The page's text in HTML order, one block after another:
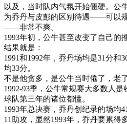
以及，当时队内气氛开始僵硬。公
为乔丹与皮彭的区别待遇——可以
——非常不爽。
1993年初，公牛甚至改变了自己的
结果就是：
1991和1992年，乔丹场均是31分和
均33分。
不是他贪多，是公牛当时倦了，老
1992-93季，公牛常规赛大多数人
球队第三年的诸位都懂。
1993年总决赛，乔丹创纪录的场均
11助攻，显然1993年，乔丹要累得多